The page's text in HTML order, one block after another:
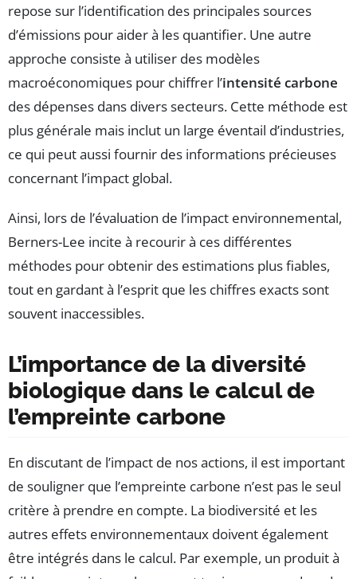
repose sur l’identification des principales sources
d’émissions pour aider à les quantifier. Une autre
approche consiste à utiliser des modèles
macroéconomiques pour chiffrer l’intensité carbone
des dépenses dans divers secteurs. Cette méthode est
plus générale mais inclut un large éventail d’industries,
ce qui peut aussi fournir des informations précieuses
concernant l’impact global.
Ainsi, lors de l’évaluation de l’impact environnemental,
Berners-Lee incite à recourir à ces différentes
méthodes pour obtenir des estimations plus fiables,
tout en gardant à l’esprit que les chiffres exacts sont
souvent inaccessibles.
L’importance de la diversité
biologique dans le calcul de
l’empreinte carbone
En discutant de l’impact de nos actions, il est important
de souligner que l’empreinte carbone n’est pas le seul
critère à prendre en compte. La biodiversité et les
autres effets environnementaux doivent également
être intégrés dans le calcul. Par exemple, un produit à